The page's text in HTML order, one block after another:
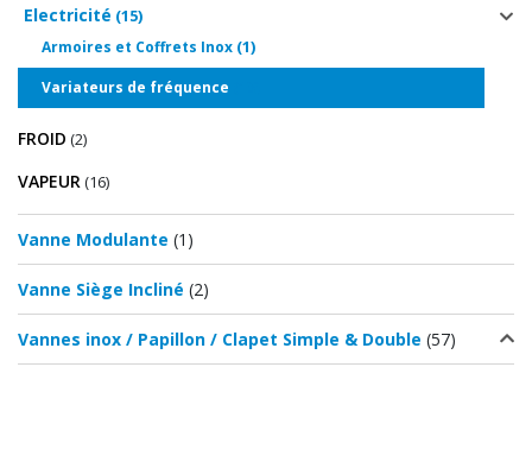
Electricité (15)
Armoires et Coffrets Inox (1)
Variateurs de fréquence
FROID (2)
VAPEUR (16)
Vanne Modulante (1)
Vanne Siège Incliné (2)
Vannes inox / Papillon / Clapet Simple & Double (57)